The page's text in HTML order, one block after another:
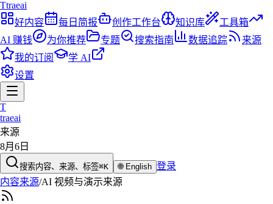
Ttraeai
好内容
每日简报 创作工作台 知识库
工具箱
AI 赚钱
为你推荐 专题 搜索指南 数据追踪
来源
我的订阅
学 AI
设置
T
traeai
来源
8月6日
搜索内容、来源、标签⌘K 🌐 English 登录
内容来源/AI 视频与演示来源